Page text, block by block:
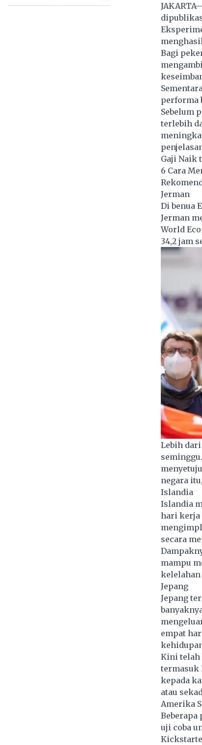
Bagi
performa
Sebelum
terlebih
Gaji Naik
6 Cara
Jerman
Di benua
Jerman
World
34,2 jam
Lebih
negara
Islandia
Islandia
hari kerja
secara
mampu
kelelahan
Jepang
Jepang
empat
Kini telah
termasuk
kepada
atau
Amerika
Beberapa
uji coba